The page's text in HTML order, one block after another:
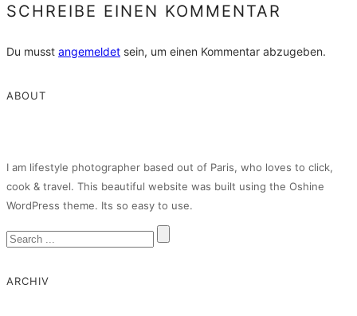
SCHREIBE EINEN KOMMENTAR
Du musst angemeldet sein, um einen Kommentar abzugeben.
ABOUT
I am lifestyle photographer based out of Paris, who loves to click,
cook & travel. This beautiful website was built using the Oshine
WordPress theme. Its so easy to use.
ARCHIV